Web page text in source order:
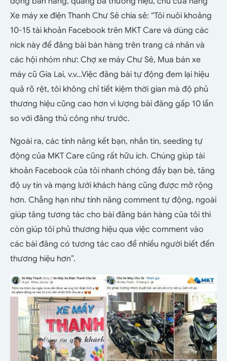
Xe máy xe điện Thanh Chư Sê chia sẻ: “Tôi nuôi khoảng
10-15 tài khoản Facebook trên MKT Care và dùng các
nick này để đăng bài bán hàng trên trang cá nhân và
các hội nhóm như: Chợ xe máy Chư Sê, Mua bán xe
máy cũ Gia Lai, v.v…Việc đăng bài tự động đem lại hiệu
quả rõ rệt, tôi không chỉ tiết kiệm thời gian mà độ phủ
thương hiệu cũng cao hơn vì lượng bài đăng gấp 10 lần
so với đăng thủ công như trước.
Ngoài ra, các tính năng kết bạn, nhắn tin, seeding tự
động của MKT Care cũng rất hữu ích. Chúng giúp tài
khoản Facebook của tôi nhanh chóng đầy bạn bè, tăng
độ uy tín và mạng lưới khách hàng cũng được mở rộng
hơn. Chẳng hạn như tính năng comment tự động, ngoài
giúp tăng tương tác cho bài đăng bán hàng của tôi thì
còn giúp tôi phủ thương hiệu qua việc comment vào
các bài đăng có tương tác cao để nhiều người biết đến
thương hiệu hơn”.